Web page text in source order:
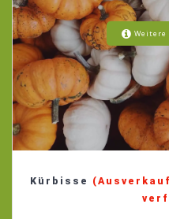
Kürbisse